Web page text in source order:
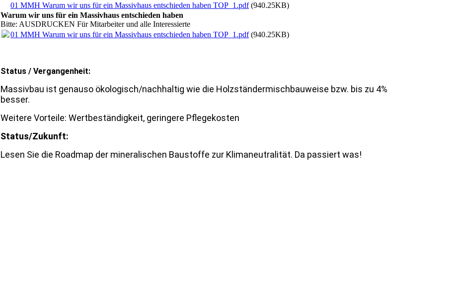
01 MMH Warum wir uns für ein Massivhaus entschieden haben TOP_1.pdf(940.25KB)
Warum wir uns für ein Massivhaus entschieden haben
Bitte: AUSDRUCKEN Für Mitarbeiter und alle Interessierte
01 MMH Warum wir uns für ein Massivhaus entschieden haben TOP_1.pdf(940.25KB)
Status / Vergangenheit:
Massivbau ist genauso ökologisch/nachhaltig wie die Holzständermischbauweise bzw. bis zu 4%
besser.
Weitere Vorteile: Wertbeständigkeit, geringere Pflegekosten
Status/Zukunft:
Lesen Sie die Roadmap der mineralischen Baustoffe zur Klimaneutralität. Da passiert was!